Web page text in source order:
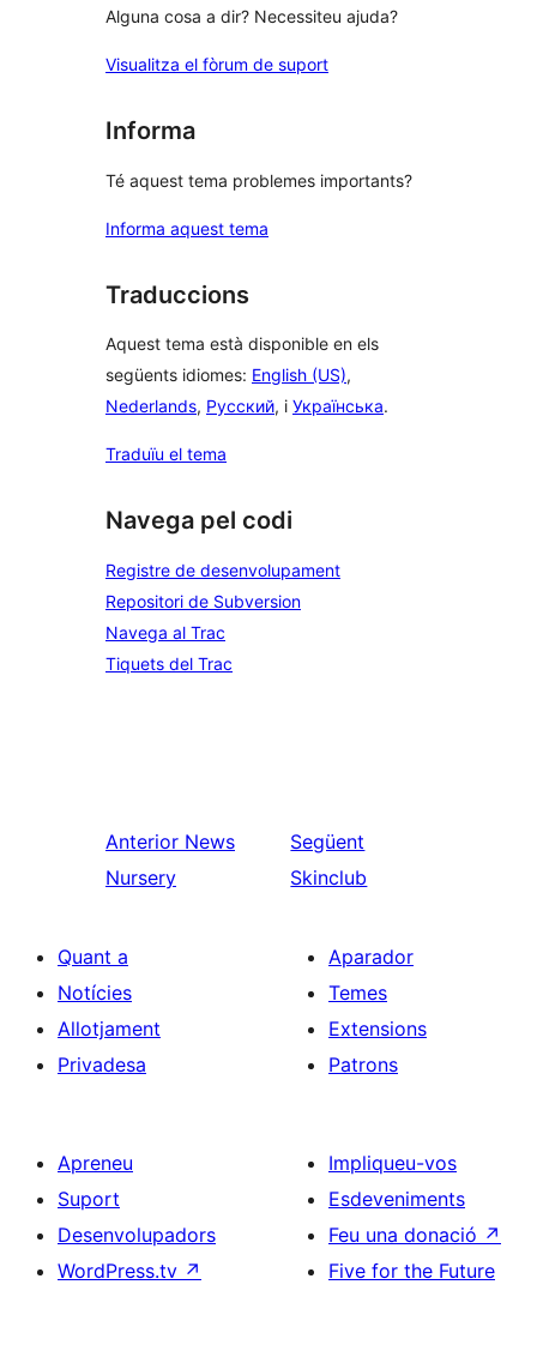
Alguna cosa a dir? Necessiteu ajuda?
Visualitza el fòrum de suport
Informa
Té aquest tema problemes importants?
Informa aquest tema
Traduccions
Aquest tema està disponible en els
següents idiomes: English (US),
Nederlands, Русский, i Українська.
Traduïu el tema
Navega pel codi
Registre de desenvolupament
Repositori de Subversion
Navega al Trac
Tiquets del Trac
Anterior News
Nursery
Següent
Skinclub
Quant a
Notícies
Allotjament
Privadesa
Aparador
Temes
Extensions
Patrons
Apreneu
Suport
Desenvolupadors
WordPress.tv ↗
Impliqueu-vos
Esdeveniments
Feu una donació ↗
Five for the Future